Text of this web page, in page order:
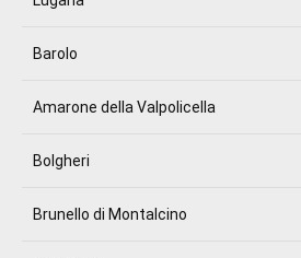
Barolo
Amarone della Valpolicella
Bolgheri
Brunello di Montalcino